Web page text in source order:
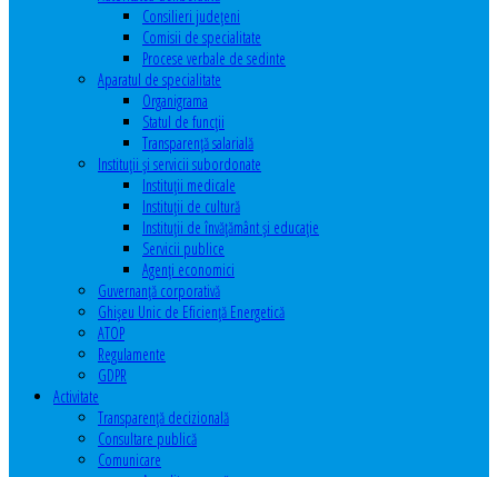
Consilieri judeţeni
Comisii de specialitate
Procese verbale de sedinte
Aparatul de specialitate
Organigrama
Statul de funcții
Transparență salarială
Instituţii şi servicii subordonate
Instituţii medicale
Instituţii de cultură
Instituţii de învăţământ şi educaţie
Servicii publice
Agenţi economici
Guvernanță corporativă
Ghişeu Unic de Eficienţă Energetică
ATOP
Regulamente
GDPR
Activitate
Transparenţă decizională
Consultare publică
Comunicare